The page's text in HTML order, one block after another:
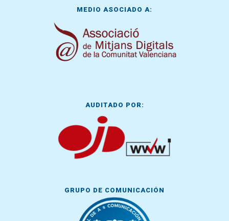
MEDIO ASOCIADO A:
AUDITADO POR:
GRUPO DE COMUNICACIÓN